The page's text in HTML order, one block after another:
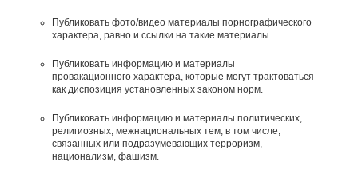
Публиковать фото/видео материалы порнографического
характера, равно и ссылки на такие материалы.
Публиковать инфоpмацию и материалы
провакационного характера, которые могут трактоваться
как диспозиция установленных законом норм.
Публиковать информацию и материалы политических,
религиозных, межнациональных тем, в том числе,
связанных или подразумевающих терроризм,
национализм, фашизм.